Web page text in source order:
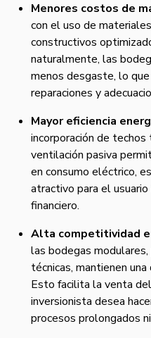
Menores costos de
con el uso de
constructivos
naturalmente, las
menos desgaste, lo
reparaciones y
Mayor eficiencia
incorporación de
ventilación pasiva
en consumo eléctrico,
atractivo para el
financiero.
Alta competitividad
las bodegas modulares,
técnicas, mantienen
Esto facilita la venta
inversionista desea
procesos prolongados